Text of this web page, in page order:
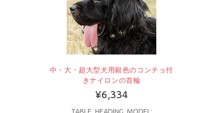
中・大・超大型犬用銀色のコンチョ付
きナイロンの首輪
¥6,334